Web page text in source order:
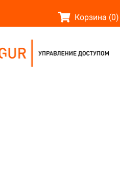
Корзина (0)
.
.